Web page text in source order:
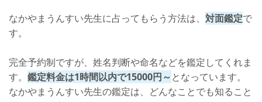
なかやまうんすい先生に占ってもらう方法は、 対面鑑定で
す。
完全予約制ですが、姓名判断や命名などを鑑定してくれま
す。 鑑定料金は1時間以内で15000円～となっています。
なかやまうんすい先生の鑑定は、どんなことでも知ること